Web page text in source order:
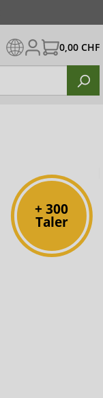
0,00 CHF
+ 300
Taler